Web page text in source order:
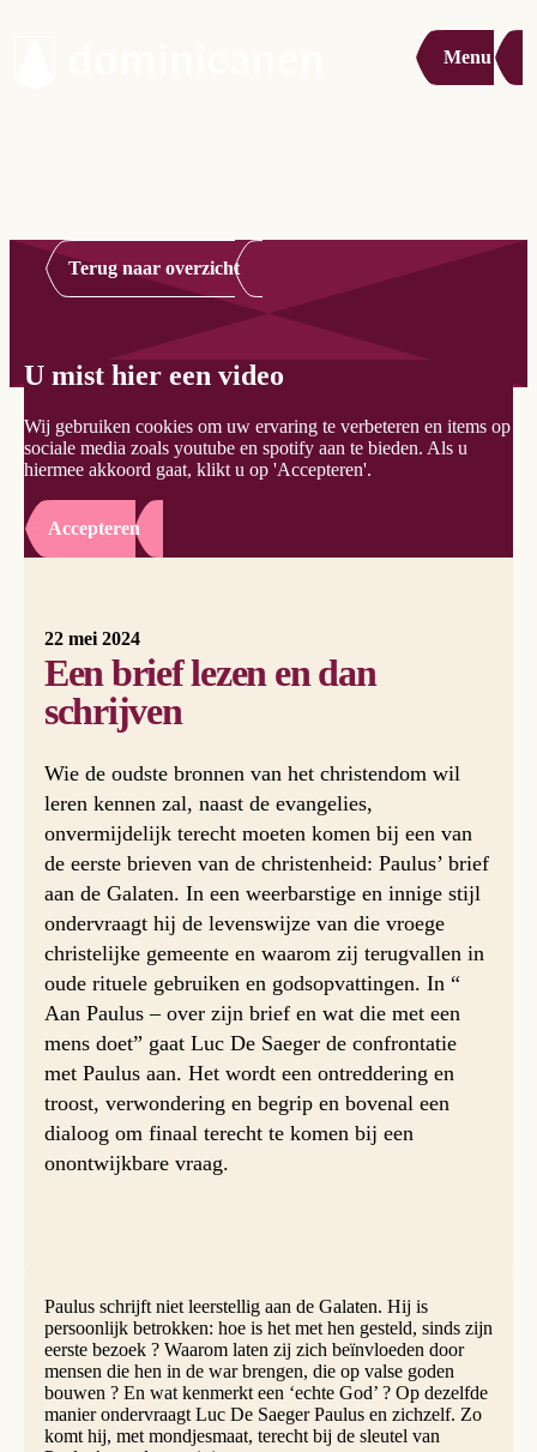
Menu
Terug naar overzicht
U mist hier een video
Wij gebruiken cookies om uw ervaring te verbeteren en items op
sociale media zoals youtube en spotify aan te bieden. Als u
hiermee akkoord gaat, klikt u op 'Accepteren'.
Accepteren
22 mei 2024
Een brief lezen en dan
schrijven
Wie de oudste bronnen van het christendom wil
leren kennen zal, naast de evangelies,
onvermijdelijk terecht moeten komen bij een van
de eerste brieven van de christenheid: Paulus’ brief
aan de Galaten. In een weerbarstige en innige stijl
ondervraagt hij de levenswijze van die vroege
christelijke gemeente en waarom zij terugvallen in
oude rituele gebruiken en godsopvattingen. In “
Aan Paulus – over zijn brief en wat die met een
mens doet” gaat Luc De Saeger de confrontatie
met Paulus aan. Het wordt een ontreddering en
troost, verwondering en begrip en bovenal een
dialoog om finaal terecht te komen bij een
onontwijkbare vraag.
Paulus schrijft niet leerstellig aan de Galaten. Hij is
persoonlijk betrokken: hoe is het met hen gesteld, sinds zijn
eerste bezoek ? Waarom laten zij zich beïnvloeden door
mensen die hen in de war brengen, die op valse goden
bouwen ? En wat kenmerkt een ‘echte God’ ? Op dezelfde
manier ondervraagt Luc De Saeger Paulus en zichzelf. Zo
komt hij, met mondjesmaat, terecht bij de sleutel van